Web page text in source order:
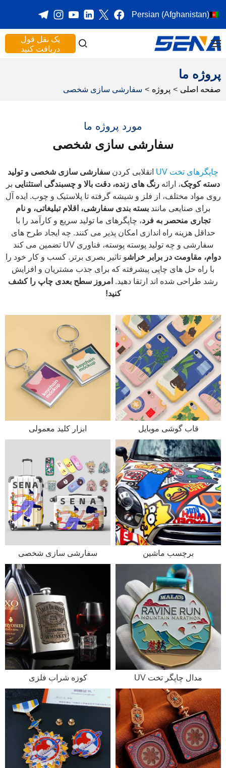
Persian (Afghanistan)
یک نقل قول
دریافت کنید
پروژه ما
صفحه اصلی > پروژه > سفارشی سازی شخصی
مورد پروژه ما
سفارشی سازی شخصی
چاپگرهای تخت UV انقلابی کردن سفارشی سازی شخصی و تولید
دسته کوچک، ارائه رنگ های زنده، دقت بالا و چسبندگی استثنایی بر
روی مواد مختلف، از فلز و شیشه گرفته تا پلاستیک و چوب. ایده آل
برای صنایعی مانند بسته بندی سفارشی، اقلام تبلیغاتی، و نام
تجاری منحصر به فرد، چاپگرهای ما تولید سریع و کارآمد را با
حداقل هزینه راه اندازی امکان پذیر می کنند. چه ایجاد طرح های
سفارشی و چه تولید پوسته پوسته، فناوری UV تضمین می کند
دوام، مقاومت در برابر خراشو تاثیر بصری برتر. کسب و کار خود را
با راه حل های چاپی پیشرفته که برای جذب مشتریان و افزایش
رشد طراحی شده اند ارتقا دهید. امروز سطح بعدی چاپ را کشف
کنید!
قاب گوشی موبایل ابزار کلید معمولی
برچسب ماشین سفارشی سازی شخصی
مدال چاپگر تخت UV کوزه شراب فلزی